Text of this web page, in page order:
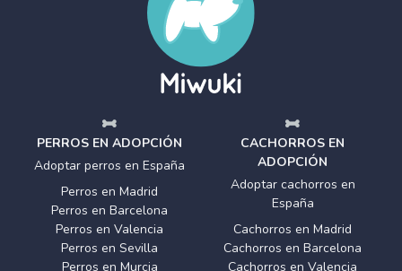
PERROS EN ADOPCIÓN
Adoptar perros en España
Perros en Madrid
Perros en Barcelona
Perros en Valencia
Perros en Sevilla
Perros en Murcia
CACHORROS EN
ADOPCIÓN
Adoptar cachorros en
España
Cachorros en Madrid
Cachorros en Barcelona
Cachorros en Valencia